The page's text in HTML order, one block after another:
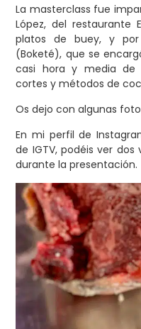
La masterclass fue
López, del restaurante
platos de buey, y por
(Boketé), que se
casi hora y media de
cortes y métodos de
Os dejo con algunas
En mi perfil de
de IGTV, podéis ver
durante la presentación.